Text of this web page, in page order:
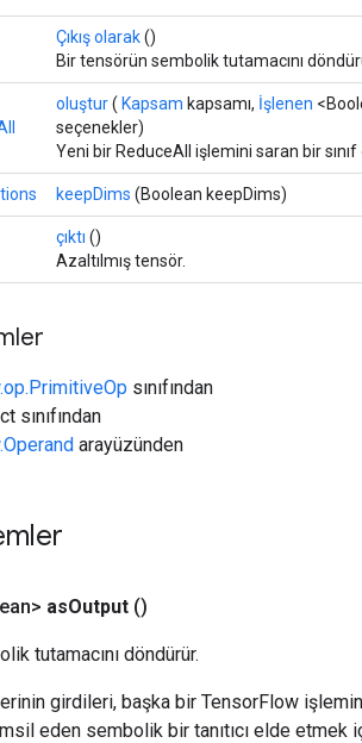
Çıkış olarak()
Bir tensörün sembolik tutamacını
oluştur( Kapsam kapsamı, İşlenen
seçenekler)
Yeni bir ReduceAll işlemini saran bir
keepDims (Boolean keepDims)
çıktı ()
Azaltılmış tensör.
sınıfından
sınıfından
arayüzünden
asOutput ()
tutamacını döndürür.
girdileri, başka bir TensorFlow
eden sembolik bir tanıtıcı elde etmek